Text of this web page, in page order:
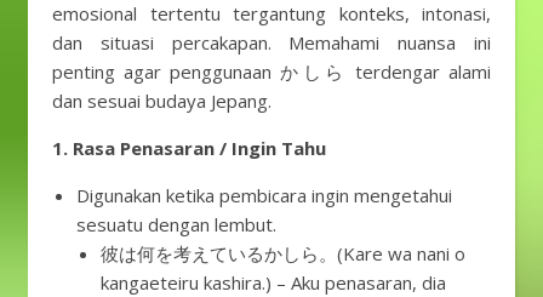
emosional tertentu tergantung konteks, intonasi,
dan situasi percakapan. Memahami nuansa ini
penting agar penggunaan かしら terdengar alami
dan sesuai budaya Jepang.
1. Rasa Penasaran / Ingin Tahu
Digunakan ketika pembicara ingin mengetahui
sesuatu dengan lembut.
彼は何を考えているかしら。(Kare wa nani o
kangaeteiru kashira.) – Aku penasaran, dia